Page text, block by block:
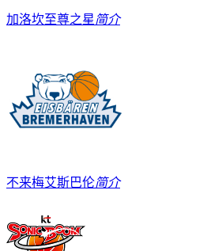
加洛坎至尊之星 简介
不来梅艾斯巴伦简介